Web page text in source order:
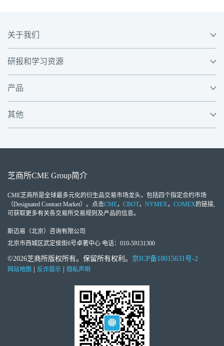
关于我们
研报和学习资源
产品
其他
芝商所CME Group简介
CME芝商所是全球最多元化的衍生品交易市场龙头，包括四个指定合约市场
（Designated Contract Market）。点击CME， CBOT， NYMEX， COMEX的链接,
可获取更多有关各交易所交易规则及产品的信息。
斯迈易（北京）咨询有限公司
北京市西城区武定侯街6号卓著中心 电话：010-59131300
©2026芝商所版权所有。保留所有权利。 京ICP备18015631号-2
网站地图 反诈提示 隐私声明